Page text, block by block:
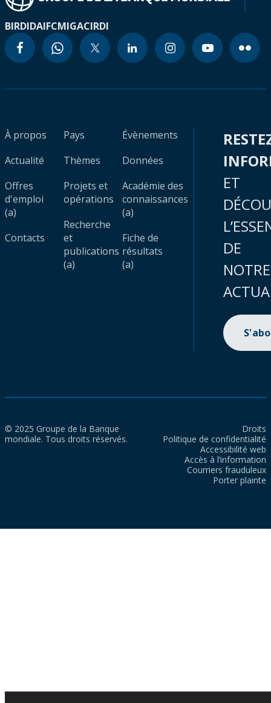
BIRDIDAIFCMIGACIRDI
À propos
Actualité
Offres
d'emploi
(a)
Contacts
Pays
Thèmes
Projets et
opérations
Recherche
et
publications
(a)
Évènements
Données
Académie des
connaissances
(a)
Fiche de
résultats
(a)
ET
DE
NOTRE
© 2025 Groupe de la Banque
mondiale. Tous droits réservés.
Droits
Politique de confidentialité
Accessibilité web
Accès à l’information
Courriers frauduleux
Porter plainte